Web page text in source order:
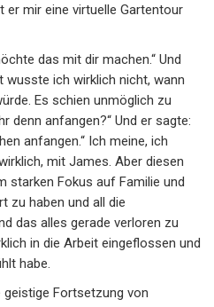
er mir eine virtuelle Gartentour
das mit dir machen.“ Und
ich wirklich nicht, wann
Es schien unmöglich zu
denn anfangen?“ Und er sagte:
anfangen.“ Ich meine, ich
mit James. Aber diesen
starken Fokus auf Familie und
zu haben und all die
das alles gerade verloren zu
in die Arbeit eingeflossen und
habe.
Fortsetzung von